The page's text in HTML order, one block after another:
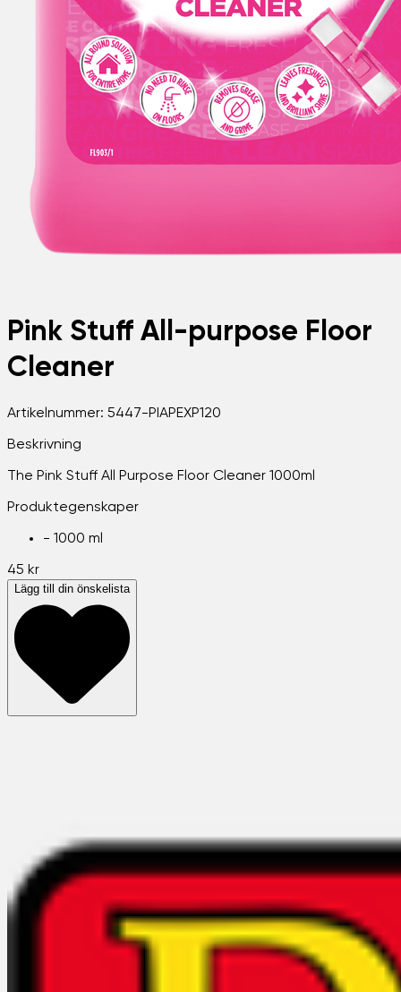
Pink Stuff All-purpose Floor
Cleaner
Artikelnummer: 5447-PIAPEXP120
Beskrivning
The Pink Stuff All Purpose Floor Cleaner 1000ml
Produktegenskaper
- 1000 ml
45 kr
Lägg till din önskelista